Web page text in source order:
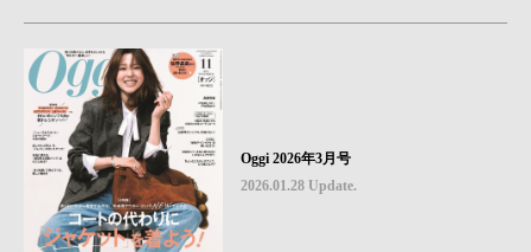
Oggi 2026年3月号
2026.01.28 Update.